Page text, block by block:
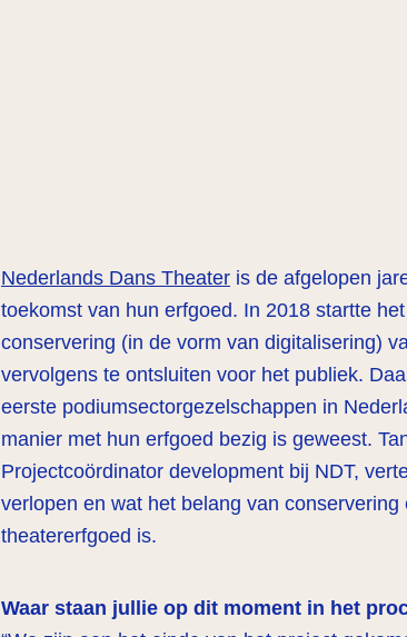
Nederlands Dans Theater is de afgelopen
toekomst van hun erfgoed. In 2018 startte
conservering (in de vorm van digitalisering)
vervolgens te ontsluiten voor het publiek.
eerste podiumsectorgezelschappen in
manier met hun erfgoed bezig is geweest.
Projectcoördinator development bij NDT,
verlopen en wat het belang van conservering
theatererfgoed is.
Waar staan jullie op dit moment in het